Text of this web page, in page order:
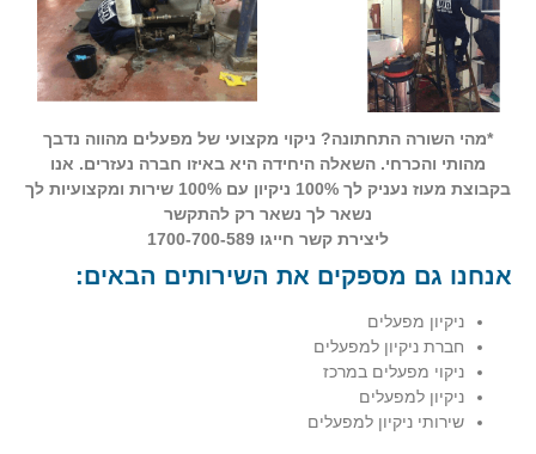
*מהי השורה התחתונה? ניקוי מקצועי של מפעלים מהווה נדבך
מהותי והכרחי. השאלה היחידה היא באיזו חברה נעזרים.אנו
בקבוצת מעוז נעניק לך 100% ניקיון עם 100% שירות ומקצועיות לך
נשאר לך נשאר רק להתקשר
ליצירת קשר חייגו1700-700-589
אנחנו גם מספקים את השירותים הבאים:
ניקיון מפעלים
חברת ניקיון למפעלים
ניקוי מפעלים במרכז
ניקיון למפעלים
שירותי ניקיון למפעלים